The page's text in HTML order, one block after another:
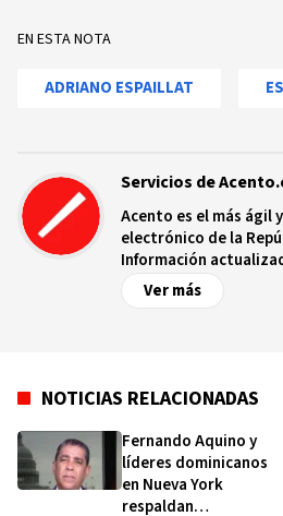
EN ESTA NOTA
ADRIANO ESPAILLAT
Servicios de
Acento es el más ágil
electrónico de la
Información
de las noticias y
nivel nacional e
Ver más
NOTICIAS RELACIONADAS
Fernando Aquino y
líderes dominicanos
en Nueva York
respaldan